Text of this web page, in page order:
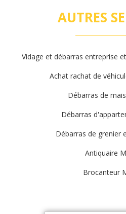
AUTRES
Vidage et débarras entreprise
Achat rachat de
Débarras de
Débarras
Débarras de grenier
Antiquaire
Brocanteur